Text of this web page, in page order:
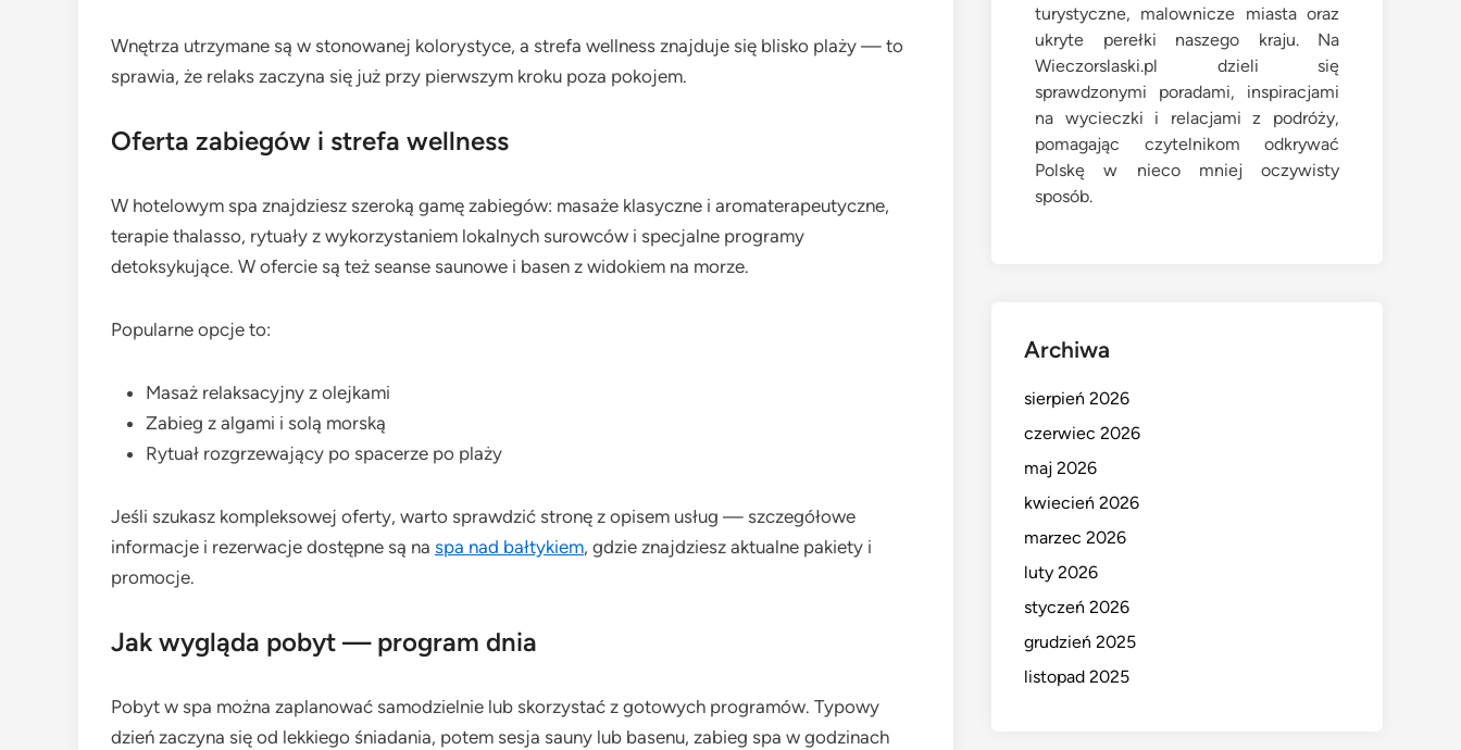
Wnętrza utrzymane są w stonowanej kolorystyce, a strefa wellness znajduje się blisko plaży — to
sprawia, że relaks zaczyna się już przy pierwszym kroku poza pokojem.
Oferta zabiegów i strefa wellness
W hotelowym spa znajdziesz szeroką gamę zabiegów: masaże klasyczne i aromaterapeutyczne,
terapie thalasso, rytuały z wykorzystaniem lokalnych surowców i specjalne programy
detoksykujące. W ofercie są też seanse saunowe i basen z widokiem na morze.
Popularne opcje to:
Masaż relaksacyjny z olejkami
Zabieg z algami i solą morską
Rytuał rozgrzewający po spacerze po plaży
Jeśli szukasz kompleksowej oferty, warto sprawdzić stronę z opisem usług — szczegółowe
informacje i rezerwacje dostępne są na spa nad bałtykiem, gdzie znajdziesz aktualne pakiety i
promocje.
Jak wygląda pobyt — program dnia
Pobyt w spa można zaplanować samodzielnie lub skorzystać z gotowych programów. Typowy
dzień zaczyna się od lekkiego śniadania, potem sesja sauny lub basenu, zabieg spa w godzinach
turystyczne, malownicze miasta oraz
ukryte perełki naszego kraju. Na
Wieczorslaski.pl dzieli się
sprawdzonymi poradami, inspiracjami
na wycieczki i relacjami z podróży,
pomagając czytelnikom odkrywać
Polskę w nieco mniej oczywisty
sposób.
Archiwa
sierpień 2026
czerwiec 2026
maj 2026
kwiecień 2026
marzec 2026
luty 2026
styczeń 2026
grudzień 2025
listopad 2025